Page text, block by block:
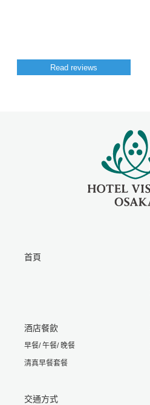
Read reviews
首頁
酒店餐飲
早餐/ 午餐/ 晚餐
清真早餐套餐
交通方式